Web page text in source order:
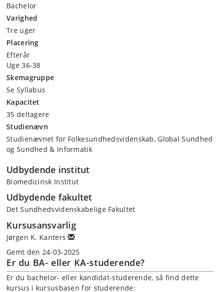
Bachelor
Varighed
Tre uger
Placering
Efterår
Uge 36-38
Skemagruppe
Se Syllabus
Kapacitet
35 deltagere
Studienævn
Studienævnet for Folkesundhedsvidenskab, Global Sundhed
og Sundhed & Informatik
Udbydende institut
Biomedicinsk Institut
Udbydende fakultet
Det Sundhedsvidenskabelige Fakultet
Kursusansvarlig
Jørgen K. Kanters
Gemt den 24-03-2025
Er du BA- eller KA-studerende?
Er du bachelor- eller kandidat-studerende, så find dette
kursus i kursusbasen for studerende: